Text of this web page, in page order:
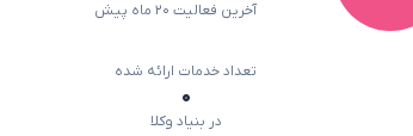
آخرین فعالیت ۲۰ ماه پیش
تعداد خدمات ارائه شده
۰
در بنیاد وکلا